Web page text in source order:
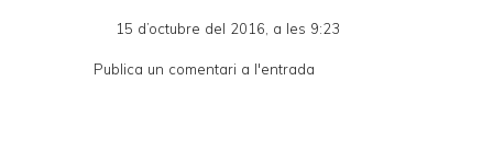
F
15 d’octubre del 2016, a les 9:23
Publica un comentari a l'entrada